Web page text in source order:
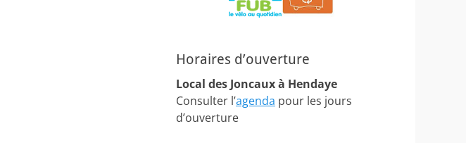
Horaires d’ouverture
Local des Joncaux à Hendaye
Consulter l’agenda pour les jours
d’ouverture